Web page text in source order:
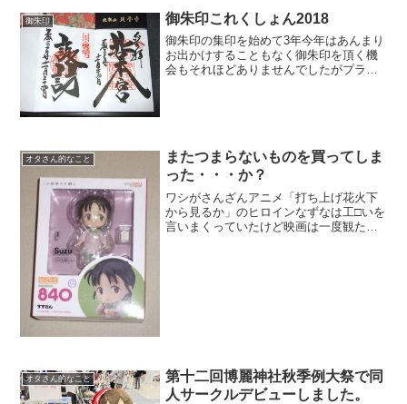
御朱印 御朱印これくしょん2018
御朱印の集印を始めて3年今年はあんまり
お出かけすることもなく御朱印を頂く機
会もそれほどありませんでしたがプライ
オタさん的なこと
またつまらないものを買ってしま
った・・・か？
ワシがさんざんアニメ「打ち上げ花火下
から見るか」のヒロインなずなは工□いを
言いまくっていたけど映画は一度観た以
オタさん的なこと
第十二回博麗神社秋季例大祭で同
人サークルデビューしました。